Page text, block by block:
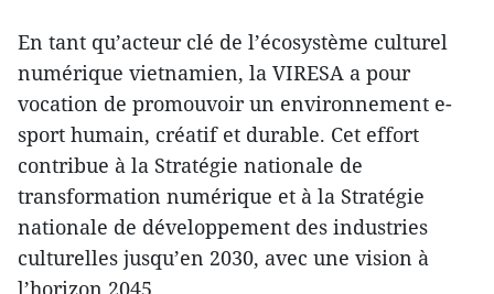
En tant qu’acteur clé de l’écosystème culturel
numérique vietnamien, la VIRESA a pour
vocation de promouvoir un environnement e-
sport humain, créatif et durable. Cet effort
contribue à la Stratégie nationale de
transformation numérique et à la Stratégie
nationale de développement des industries
culturelles jusqu’en 2030, avec une vision à